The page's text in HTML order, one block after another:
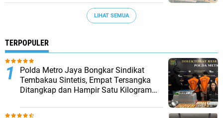
LIHAT SEMUA
TERPOPULER
‎Polda Metro Jaya Bongkar Sindikat
Tembakau Sintetis, Empat Tersangka
Ditangkap dan Hampir Satu Kilogram